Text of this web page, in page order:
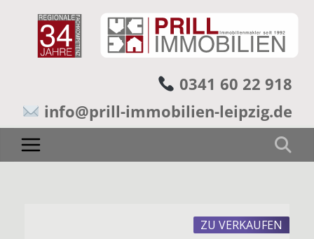
0341 60 22 918
info@prill-immobilien-leipzig.de
ZU VERKAUFEN